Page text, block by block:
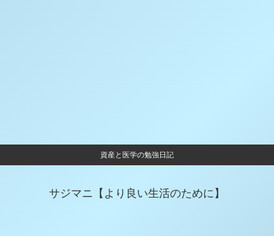
資産と医学の勉強日記
サジマニ【より良い生活のために】